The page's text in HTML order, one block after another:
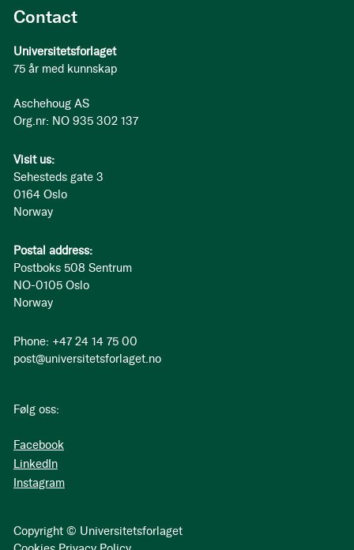
Contact
Universitetsforlaget
75 år med kunnskap
Aschehoug AS
Org.nr: NO 935 302 137
Visit us:
Sehesteds gate 3
0164 Oslo
Norway
Postal address:
Postboks 508 Sentrum
NO-0105 Oslo
Norway
Phone: +47 24 14 75 00
post@universitetsforlaget.no
Følg oss:
Facebook
LinkedIn
Instagram
Copyright © Universitetsforlaget